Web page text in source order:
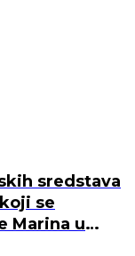
sredstava
se
Marina u